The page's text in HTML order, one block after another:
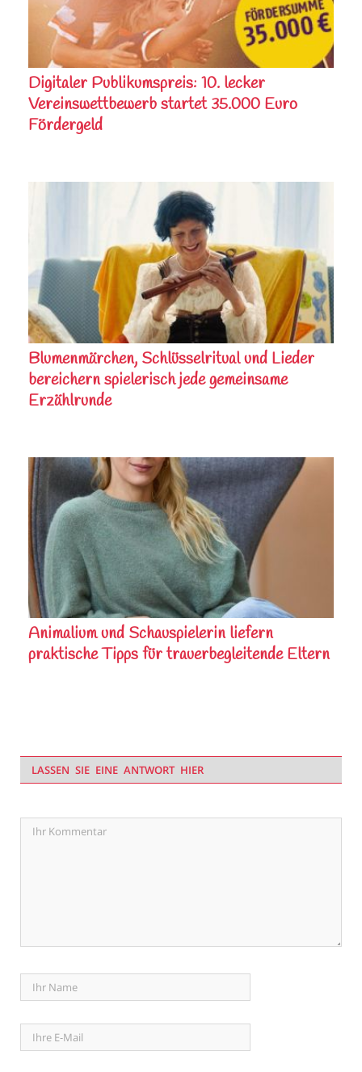
Digitaler Publikumspreis: 10. lecker
Vereinswettbewerb startet 35.000 Euro
Fördergeld
Blumenmärchen, Schlüsselritual und Lieder
bereichern spielerisch jede gemeinsame
Erzählrunde
Animalium und Schauspielerin liefern
praktische Tipps für trauerbegleitende Eltern
LASSEN SIE EINE ANTWORT HIER